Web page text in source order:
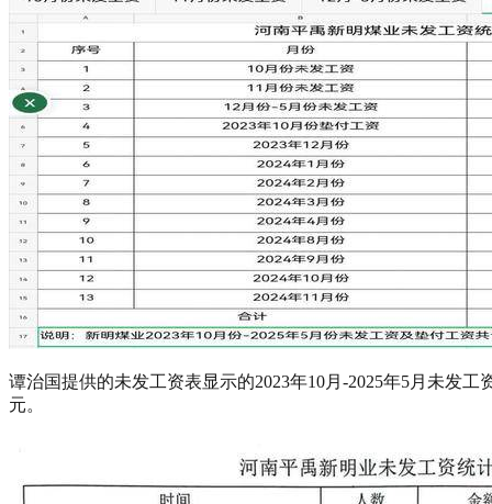
谭治国提供的未发工资表显示的2023年10月-2025年5月未发工
元。